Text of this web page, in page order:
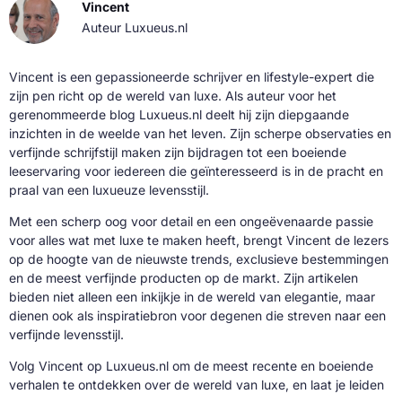
Vincent
Auteur Luxueus.nl
Vincent is een gepassioneerde schrijver en lifestyle-expert die
zijn pen richt op de wereld van luxe. Als auteur voor het
gerenommeerde blog Luxueus.nl deelt hij zijn diepgaande
inzichten in de weelde van het leven. Zijn scherpe observaties en
verfijnde schrijfstijl maken zijn bijdragen tot een boeiende
leeservaring voor iedereen die geïnteresseerd is in de pracht en
praal van een luxueuze levensstijl.
Met een scherp oog voor detail en een ongeëvenaarde passie
voor alles wat met luxe te maken heeft, brengt Vincent de lezers
op de hoogte van de nieuwste trends, exclusieve bestemmingen
en de meest verfijnde producten op de markt. Zijn artikelen
bieden niet alleen een inkijkje in de wereld van elegantie, maar
dienen ook als inspiratiebron voor degenen die streven naar een
verfijnde levensstijl.
Volg Vincent op Luxueus.nl om de meest recente en boeiende
verhalen te ontdekken over de wereld van luxe, en laat je leiden